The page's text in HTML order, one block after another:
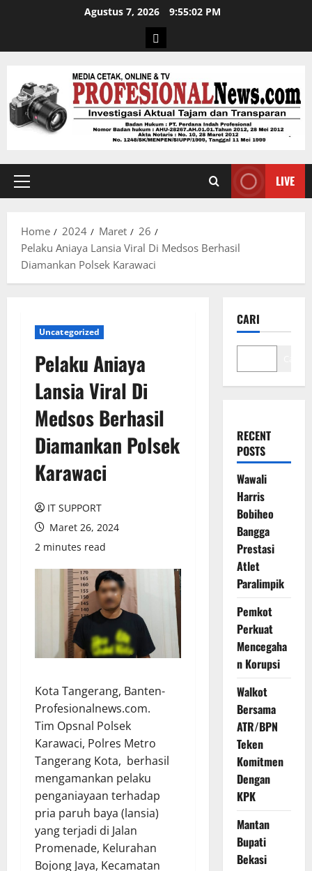
Agustus 7, 2026 9:55:03 PM
LIVE
Home 2024 Maret
26
Pelaku Aniaya Lansia Viral Di Medsos Berhasil
Diamankan Polsek Karawaci
Uncategorized
Pelaku Aniaya
Lansia Viral Di
Medsos Berhasil
Diamankan Polsek
Karawaci
IT SUPPORT
Maret 26, 2024
2 minutes read
Kota Tangerang, Banten-
Profesionalnews.com.
Tim Opsnal Polsek
Karawaci, Polres Metro
Tangerang Kota, berhasil
mengamankan pelaku
penganiayaan terhadap
pria paruh baya (lansia)
yang terjadi di Jalan
Promenade, Kelurahan
Bojong Jaya, Kecamatan
CARI
RECENT
POSTS
Wawali
Harris
Bobiheo
Bangga
Prestasi
Atlet
Paralimpik
Pemkot
Perkuat
Mencegaha
n Korupsi
Walkot
Bersama
ATR/BPN
Teken
Komitmen
Dengan
KPK
Mantan
Bupati
Bekasi